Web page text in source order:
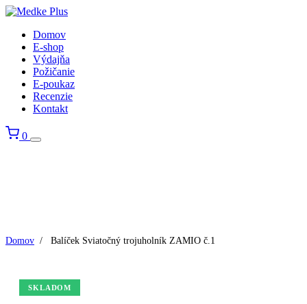
Domov
E-shop
Výdajňa
Požičanie
E-poukaz
Recenzie
Kontakt
0
Domov / Balíček Sviatočný trojuholník ZAMIO č.1
SKLADOM